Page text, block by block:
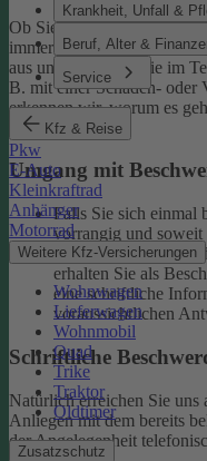
Krankheit, Unfall &
Beruf, Alter &
Service
Kfz & Reise
Pkw
E-Auto
Kleinkraftrad
Anhänger
Motorrad
Weitere Kfz-Versicherungen
Wohnwagen
Lieferwagen
Wohnmobil
Quad
Trike
Traktor
Oldtimer
Zusatzschutz
Ob Sie uns loben oder sich
immer über unser
aus und benennen Sie im
B. mit einer Schaden- oder
erkennen wir, worum es
weiterhelfen.
Umgang mit
Falls Sie sich einmal
vorrangig und soweit
Kann eine
erhalten Sie als
eine schriftliche
voraussichtlichen
Schriftliche
Natürlich erreichen Sie uns
Anliegen mit dem bereits
der Angelegenheit